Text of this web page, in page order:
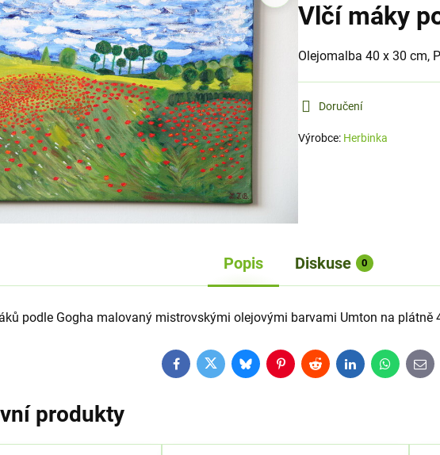
Vlčí máky
Olejomalba 40 x 30 cm,
Doručení
Výrobce: Herbinka
Popis Diskuse 0
podle Gogha malovaný mistrovskými olejovými barvami Umton na plátně
FacebookTwitterBlueskyPinterestRedditLinkedInWhatsApp
E-
mail
produkty